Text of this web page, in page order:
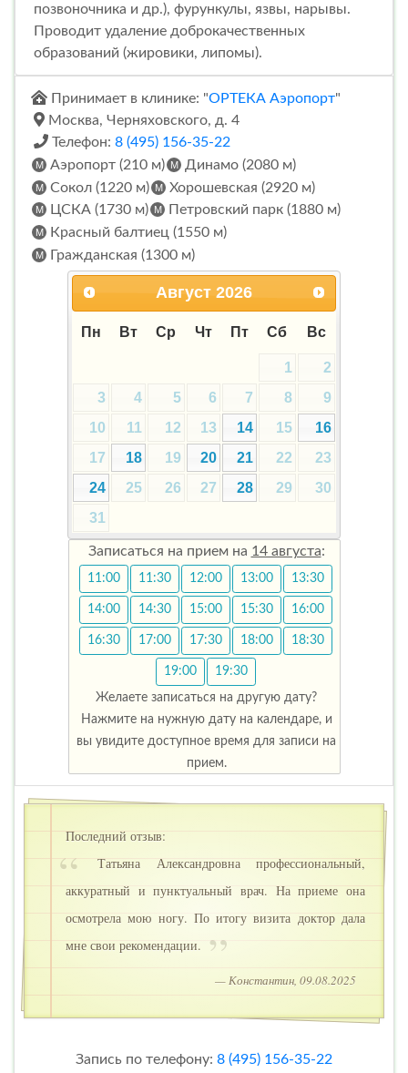
позвоночника и др.), фурункулы, язвы, нарывы.
Проводит удаление доброкачественных
образований (жировики, липомы).
Принимает в клинике: "ОРТЕКА Аэропорт"
Москва, Черняховского, д. 4
Телефон: 8 (495) 156-35-22
Аэропорт (210 м)
Динамо (2080 м)
Сокол (1220 м)
Хорошевская (2920 м)
ЦСКА (1730 м)
Петровский парк (1880 м)
Красный балтиец (1550 м)
Гражданская (1300 м)
Август 2026
Пн Вт Ср Чт Пт Сб Вс
1
2
3
4 5 6 7 8
9
10
11 12 13 14 15
16
17
18 19 20 21 22
23
24
25 26 27 28 29
30
31
Записаться на прием на 14 августа:
11:00 11:30 12:00 13:00 13:30
14:00 14:30 15:00 15:30 16:00
16:30 17:00 17:30 18:00 18:30
19:00 19:30
Желаете записаться на другую дату?
Нажмите на нужную дату на календаре, и
вы увидите доступное время для записи на
прием.
Последний отзыв:
Татьяна Александровна профессиональный,
аккуратный и пунктуальный врач. На приеме она
осмотрела мою ногу. По итогу визита доктор дала
мне свои рекомендации.
— Константин, 09.08.2025
Запись по телефону: 8 (495) 156-35-22